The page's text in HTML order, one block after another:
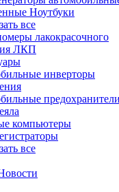
Ноутбуки
все
лакокрасочного
ЛКП
инверторы
компьютеры
все